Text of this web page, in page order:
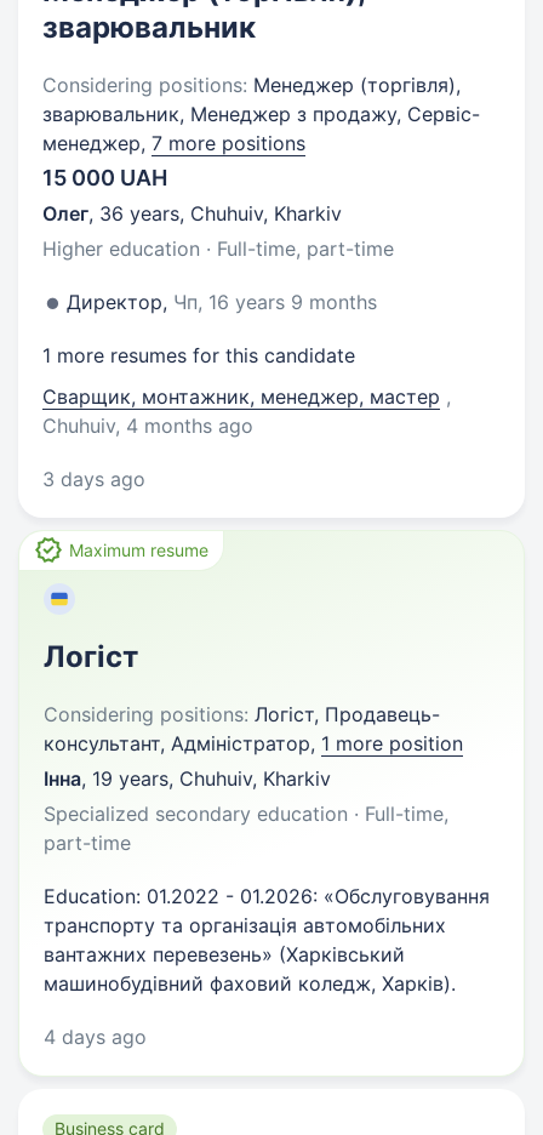
зварювальник
Considering positions: Менеджер (торгівля),
зварювальник, Менеджер з продажу, Сервіс-
менеджер, 7 more positions
15 000 UAH
Олег, 36 years, Chuhuiv, Kharkiv
Higher education · Full-time, part-time
Директор, Чп, 16 years 9 months
1 more resumes for this candidate
Сварщик, монтажник, менеджер, мастер ,
Chuhuiv, 4 months ago
3 days ago
Maximum resume
Логіст
Considering positions: Логіст, Продавець-
консультант, Адміністратор, 1 more position
Інна, 19 years, Chuhuiv, Kharkiv
Specialized secondary education · Full-time,
part-time
Education: 01.2022 - 01.2026: «Обслуговування
транспорту та організація автомобільних
вантажних перевезень» (Харківський
машинобудівний фаховий коледж, Харків).
4 days ago
Business card